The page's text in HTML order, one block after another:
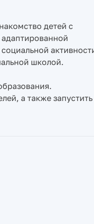
детей с
школой.
а также запустить